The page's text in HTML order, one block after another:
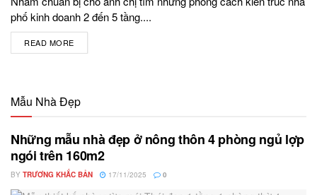
phố kinh doanh 2 đến 5 tầng....
READ MORE
Mẫu Nhà Đẹp
Những mẫu nhà đẹp ở nông thôn 4 phòng ngủ lợp
ngói trên 160m2
BY TRƯƠNG KHẮC BẢN 17/11/2025 0